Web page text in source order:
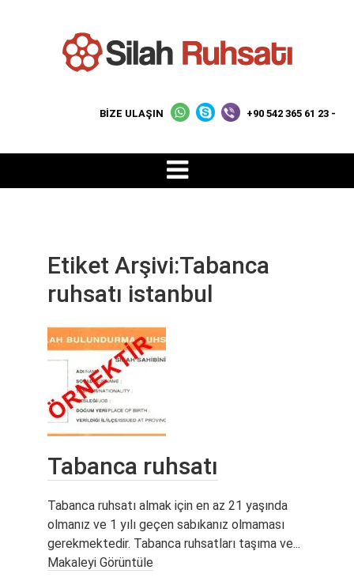
BİZE ULAŞIN +90 542 365 61 23 -
Etiket Arşivi:Tabanca
ruhsatı istanbul
Tabanca ruhsatı
Tabanca ruhsatı almak için en az 21 yaşında
olmanız ve 1 yılı geçen sabıkanız olmaması
gerekmektedir. Tabanca ruhsatları taşıma ve...
Makaleyi Görüntüle